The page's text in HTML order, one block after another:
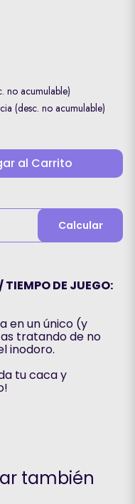
no acumulable)
(desc. no acumulable)
al Carrito
Calcular
DE JUEGO:
en un único (y
tratando de no
inodoro.
tu caca y
también